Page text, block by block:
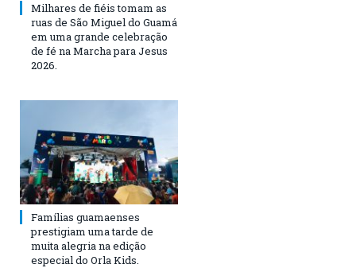
Milhares de fiéis tomam as
ruas de São Miguel do Guamá
em uma grande celebração
de fé na Marcha para Jesus
2026.
Famílias guamaenses
prestigiam uma tarde de
muita alegria na edição
especial do Orla Kids.